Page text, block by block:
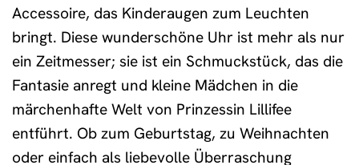
Accessoire, das Kinderaugen zum Leuchten
bringt. Diese wunderschöne Uhr ist mehr als nur
ein Zeitmesser; sie ist ein Schmuckstück, das die
Fantasie anregt und kleine Mädchen in die
märchenhafte Welt von Prinzessin Lillifee
entführt. Ob zum Geburtstag, zu Weihnachten
oder einfach als liebevolle Überraschung